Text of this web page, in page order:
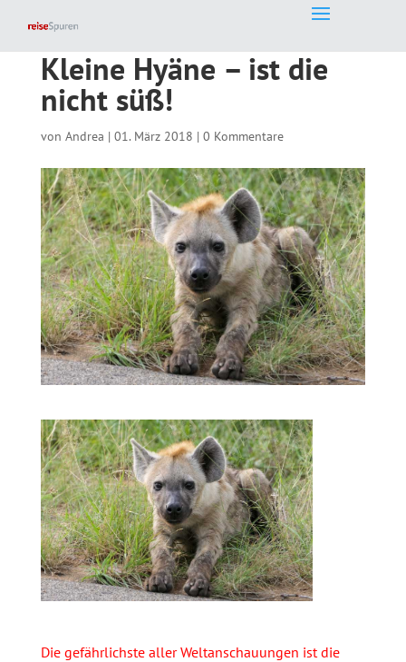
Kleine Hyäne – ist die
nicht süß!
von Andrea | 01. März 2018 | 0 Kommentare
Die gefährlichste aller Weltanschauungen ist die